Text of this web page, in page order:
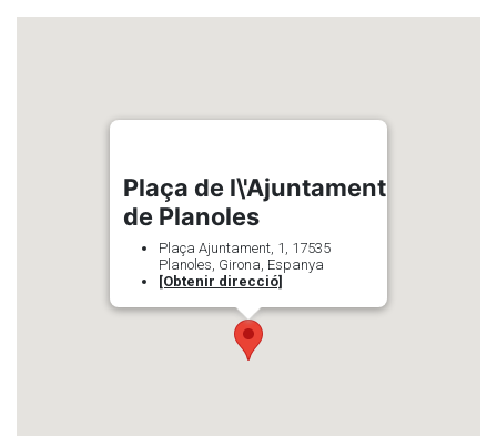
Plaça de l\'Ajuntament
de Planoles
Plaça Ajuntament, 1, 17535
Planoles, Girona, Espanya
[Obtenir direcció]